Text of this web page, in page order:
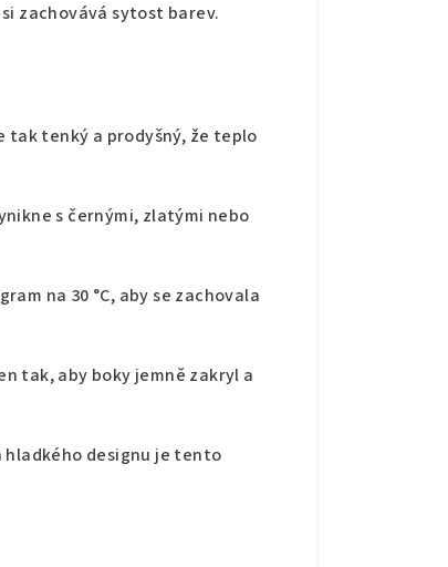
zachovává sytost barev.
tak tenký a prodyšný, že teplo
s černými, zlatými nebo
na 30 °C, aby se zachovala
tak, aby boky jemně zakryl a
hladkého designu je tento